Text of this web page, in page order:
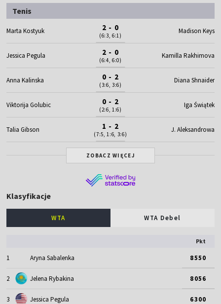
Tenis
Marta Kostyuk 2 - 0
(6:3, 6:1)
Madison Keys
Jessica Pegula 2 - 0
(6:4, 6:0)
Kamilla Rakhimova
Anna Kalinska 0 - 2
(3:6, 3:6)
Diana Shnaider
Viktorija Golubic 0 - 2
(2:6, 1:6)
Iga Świątek
Talia Gibson 1 - 2
(7:5, 1:6, 3:6)
J. Aleksandrowa
ZOBACZ WIĘCEJ
Klasyfikacje
WTA WTA Debel
Pkt
1 Aryna Sabalenka 8550
2 Jelena Rybakina 8056
3 Jessica Pegula 6300